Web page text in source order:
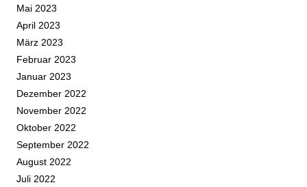
Mai 2023
April 2023
März 2023
Februar 2023
Januar 2023
Dezember 2022
November 2022
Oktober 2022
September 2022
August 2022
Juli 2022